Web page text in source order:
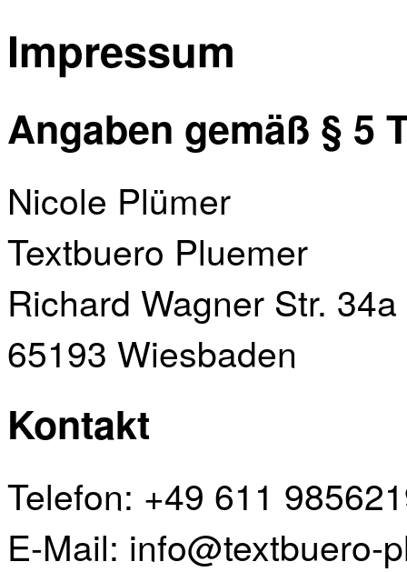
Impressum
Angaben gemäß § 5
Nicole Plümer
Textbuero Pluemer
Richard Wagner Str. 34a
65193 Wiesbaden
Kontakt
Telefon: +49 611
E-Mail: info@textbuero-